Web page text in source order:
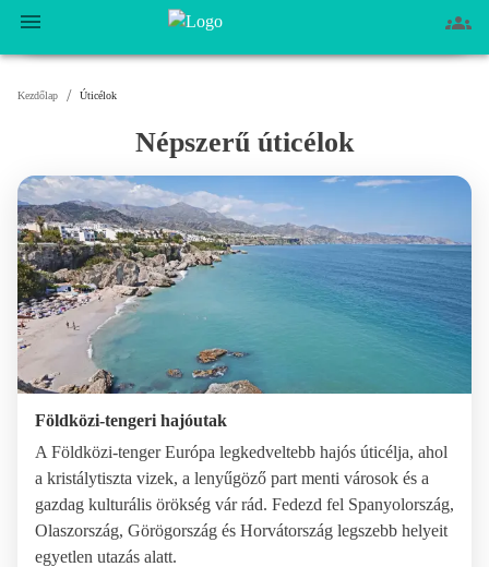
Kezdőlap / Úticélok
Népszerű úticélok
Földközi-tengeri hajóutak
A Földközi-tenger Európa legkedveltebb hajós úticélja, ahol
a kristálytiszta vizek, a lenyűgöző part menti városok és a
gazdag kulturális örökség vár rád. Fedezd fel Spanyolország,
Olaszország, Görögország és Horvátország legszebb helyeit
egyetlen utazás alatt.